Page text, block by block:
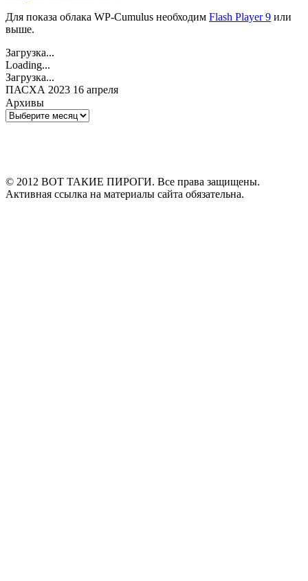
Для показа облака WP-Cumulus необходим Flash Player 9 или
выше.
Загрузка...
Loading...
Загрузка...
ПАСХА 2023 16 апреля
Архивы
Архивы
© 2012 ВОТ ТАКИЕ ПИРОГИ. Все права защищены.
Активная ссылка на материалы сайта обязательна.